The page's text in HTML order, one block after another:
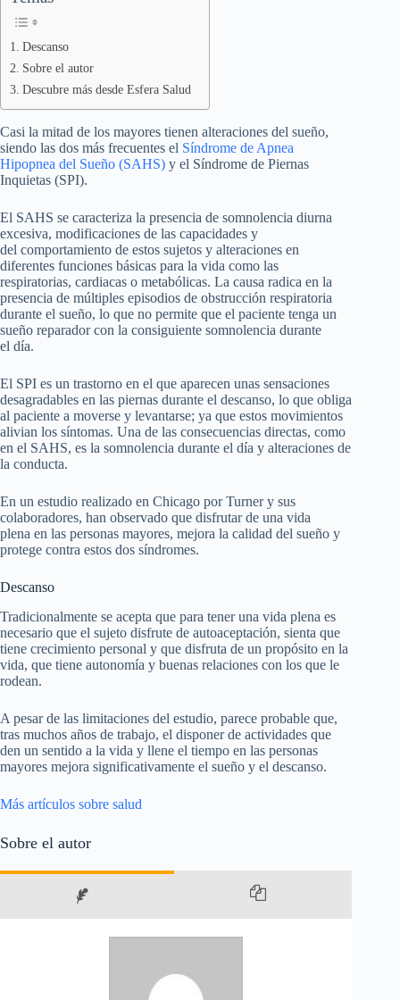
Descanso
Sobre el autor
Descubre más desde Esfera Salud
Casi la mitad de los mayores tienen alteraciones del sueño,
siendo las dos más frecuentes el Síndrome de Apnea
Hipopnea del Sueño (SAHS) y el Síndrome de Piernas
Inquietas (SPI).
El SAHS se caracteriza la presencia de somnolencia diurna
excesiva, modificaciones de las capacidades y
del comportamiento de estos sujetos y alteraciones en
diferentes funciones básicas para la vida como las
respiratorias, cardiacas o metabólicas. La causa radica en la
presencia de múltiples episodios de obstrucción respiratoria
durante el sueño, lo que no permite que el paciente tenga un
sueño reparador con la consiguiente somnolencia durante
el día.
El SPI es un trastorno en el que aparecen unas sensaciones
desagradables en las piernas durante el descanso, lo que obliga
al paciente a moverse y levantarse; ya que estos movimientos
alivian los síntomas. Una de las consecuencias directas, como
en el SAHS, es la somnolencia durante el día y alteraciones de
la conducta.
En un estudio realizado en Chicago por Turner y sus
colaboradores, han observado que disfrutar de una vida
plena en las personas mayores, mejora la calidad del sueño y
protege contra estos dos síndromes.
Descanso
Tradicionalmente se acepta que para tener una vida plena es
necesario que el sujeto disfrute de autoaceptación, sienta que
tiene crecimiento personal y que disfruta de un propósito en la
vida, que tiene autonomía y buenas relaciones con los que le
rodean.
A pesar de las limitaciones del estudio, parece probable que,
tras muchos años de trabajo, el disponer de actividades que
den un sentido a la vida y llene el tiempo en las personas
mayores mejora significativamente el sueño y el descanso.
Más artículos sobre salud
Sobre el autor